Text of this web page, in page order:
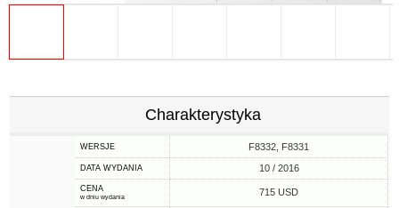
Charakterystyka
WERSJE F8332, F8331
DATA WYDANIA 10 / 2016
CENA
w dniu wydania 715 USD